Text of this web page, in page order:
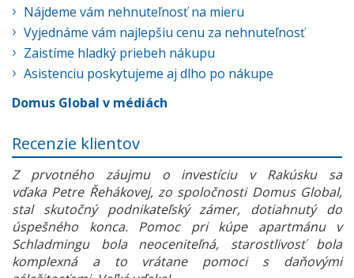
Nájdeme vám nehnuteľnosť na mieru
Vyjednáme vám najlepšiu cenu za nehnuteľnosť
Zaistíme hladký priebeh nákupu
Asistenciu poskytujeme aj dlho po nákupe
Domus Global v médiách
Recenzie klientov
Z prvotného záujmu o investíciu v Rakúsku sa
vďaka Petre Řehákovej, zo spoločnosti Domus Global,
stal skutočný podnikateľský zámer, dotiahnutý do
úspešného konca. Pomoc pri kúpe apartmánu v
Schladmingu bola neoceniteľná, starostlivosť bola
komplexná a to vrátane pomoci s daňovými